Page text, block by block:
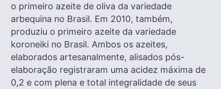
o primeiro azeite de oliva da variedade
arbequina no Brasil. Em 2010, também,
produziu o primeiro azeite da variedade
koroneiki no Brasil. Ambos os azeites,
elaborados artesanalmente, alisados pós-
elaboração registraram uma acidez máxima de
0,2 e com plena e total integralidade de seus